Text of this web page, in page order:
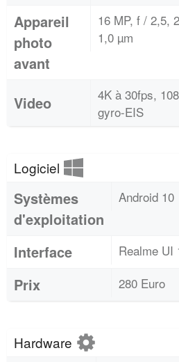
Appareil
photo
avant
16 MP, f / 2,5,
1,0 µm
Video
4K à 30fps,
gyro-EIS
Logiciel
Systèmes
d'exploitation
Android 10
Interface Realme UI
Prix 280 Euro
Hardware